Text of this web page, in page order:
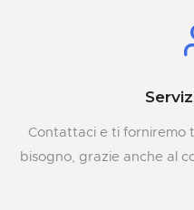
Contattaci e ti forniremo
bisogno, grazie anche al